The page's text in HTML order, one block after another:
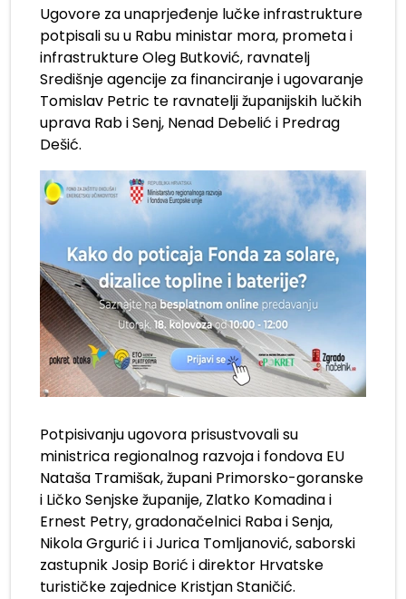
Ugovore za unaprjeđenje lučke infrastrukture
potpisali su u Rabu ministar mora, prometa i
infrastrukture Oleg Butković, ravnatelj
Središnje agencije za financiranje i ugovaranje
Tomislav Petric te ravnatelji županijskih lučkih
uprava Rab i Senj, Nenad Debelić i Predrag
Dešić.
Potpisivanju ugovora prisustvovali su
ministrica regionalnog razvoja i fondova EU
Nataša Tramišak, župani Primorsko-goranske
i Ličko Senjske županije, Zlatko Komadina i
Ernest Petry, gradonačelnici Raba i Senja,
Nikola Grgurić i i Jurica Tomljanović, saborski
zastupnik Josip Borić i direktor Hrvatske
turističke zajednice Kristjan Staničić.